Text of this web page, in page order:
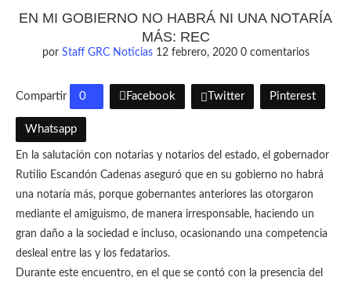
EN MI GOBIERNO NO HABRÁ NI UNA NOTARÍA
MÁS: REC
por Staff GRC Noticias 12 febrero, 2020 0 comentarios
Compartir 0 Facebook Twitter Pinterest
Whatsapp
En la salutación con notarias y notarios del estado, el gobernador
Rutilio Escandón Cadenas aseguró que en su gobierno no habrá
una notaría más, porque gobernantes anteriores las otorgaron
mediante el amiguismo, de manera irresponsable, haciendo un
gran daño a la sociedad e incluso, ocasionando una competencia
desleal entre las y los fedatarios.
Durante este encuentro, en el que se contó con la presencia del